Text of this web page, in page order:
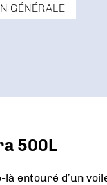
GÉNÉRALE
500L
entouré d’un